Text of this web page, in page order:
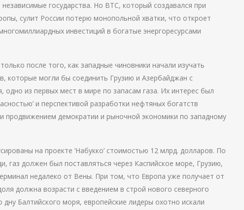
государства. Но BTC, который создавался при
сулит России потерю монопольной хватки, что откроет
инвестиций в богатые энергоресурсами
после того, как западные чиновники начали изучать
которые могли бы соединить Грузию и Азербайджан с
из первых мест в мире по запасам газа. Их интерес был
и перспективой разработки нефтяных богатств
продвижением демократии и рыночной экономики по западному
на проекте ‘Набукко’ стоимостью 12 млрд. долларов. По
газ должен был поставляться через Каспийское море, Грузию,
недалеко от Вены. При том, что Европа уже получает от
должна возрасти с введением в строй нового северного
Балтийского моря, европейские лидеры охотно искали